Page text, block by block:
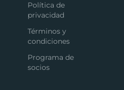
Política de
privacidad
Términos y
condiciones
Programa de
socios